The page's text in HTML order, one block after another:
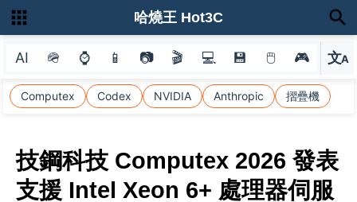
AI 🪖 ⌚ 📱 📷 🎬 💻 💾 🖱 🎮 文A
選
Computex Codex NVIDIA Anthropic 摺疊機
哈燒王 Hot3C
技鋼科技 Computex 2026 發表
支援 Intel Xeon 6+ 處理器伺服